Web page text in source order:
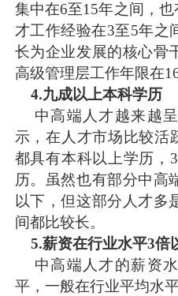
集中在6至15年之间，
才工作经验在3至5年之
长为企业发展的核心骨
高级管理层工作年限在
4.九成以上本科学历
中高端人才越来越呈
示，在人才市场比较活
都具有本科以上学历，
历。虽然也有部分中高
以下，但这部分人才多
间都比较长。
5.薪资在行业水平3倍
中高端人才的薪资水
平，一般在行业平均水